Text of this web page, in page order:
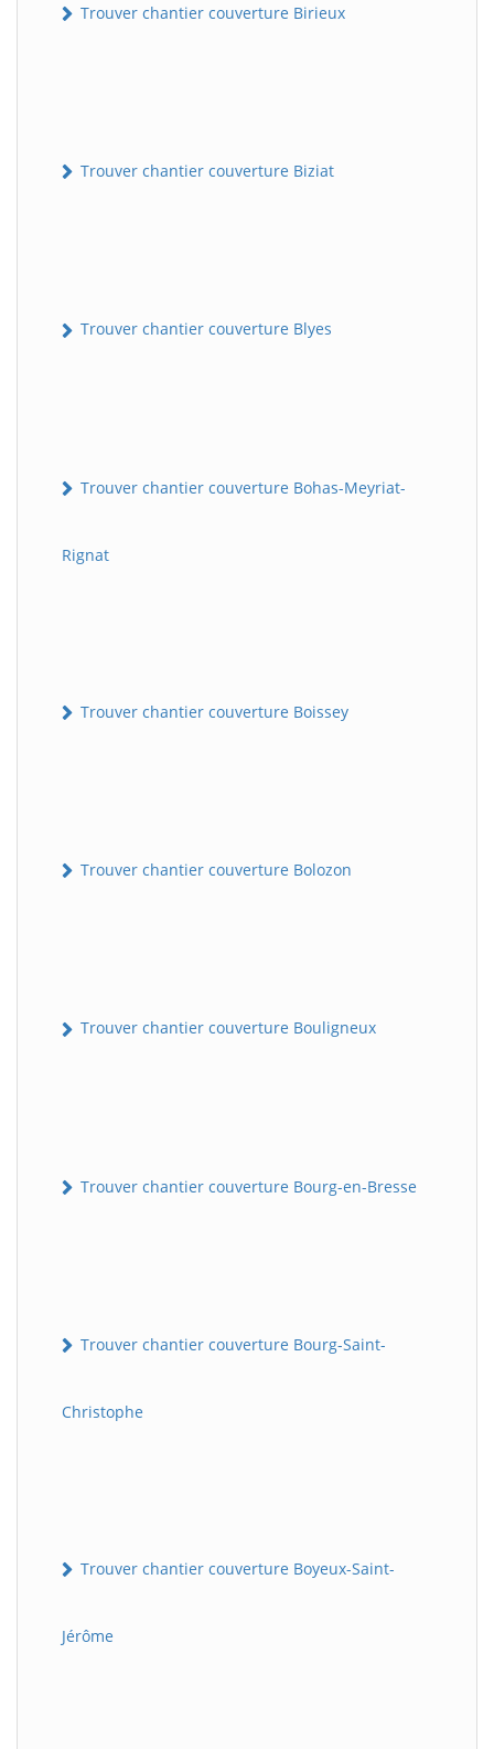
Trouver chantier couverture Birieux
Trouver chantier couverture Biziat
Trouver chantier couverture Blyes
Trouver chantier couverture Bohas-Meyriat-
Rignat
Trouver chantier couverture Boissey
Trouver chantier couverture Bolozon
Trouver chantier couverture Bouligneux
Trouver chantier couverture Bourg-en-Bresse
Trouver chantier couverture Bourg-Saint-
Christophe
Trouver chantier couverture Boyeux-Saint-
Jérôme